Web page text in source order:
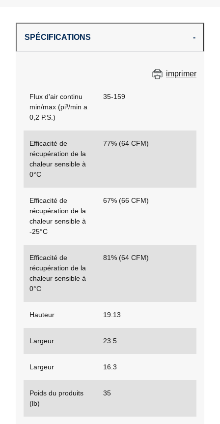
SPÉCIFICATIONS
imprimer
Flux d'air continu
min/max (pi³/min a
0,2 P.S.)
35-159
Efficacité de
récupération de la
chaleur sensible à
0°C
77% (64 CFM)
Efficacité de
récupération de la
chaleur sensible à
-25°C
67% (66 CFM)
Efficacité de
récupération de la
chaleur sensible à
0°C
81% (64 CFM)
Hauteur 19.13
Largeur 23.5
Largeur 16.3
Poids du produits
(lb)
35